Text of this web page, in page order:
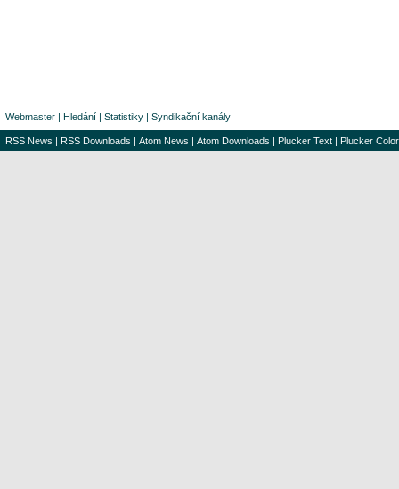
Webmaster | Hledání | Statistiky | Syndikační kanály
RSS News | RSS Downloads | Atom News | Atom Downloads | Plucker Text | Plucker Color